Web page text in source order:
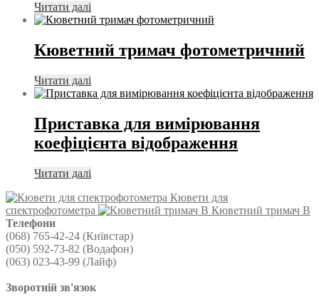
Читати далі
Кюветний тримач фотометричний
Читати далі
Приставка для вимірювання
коефіцієнта відображення
Читати далі
Кювети для
спектрофотометра
Кюветний тримач B
Телефони
(068) 765-42-24 (Київстар)
(050) 592-73-82 (Водафон)
(063) 023-43-99 (Лайф)
Зворотній зв'язок